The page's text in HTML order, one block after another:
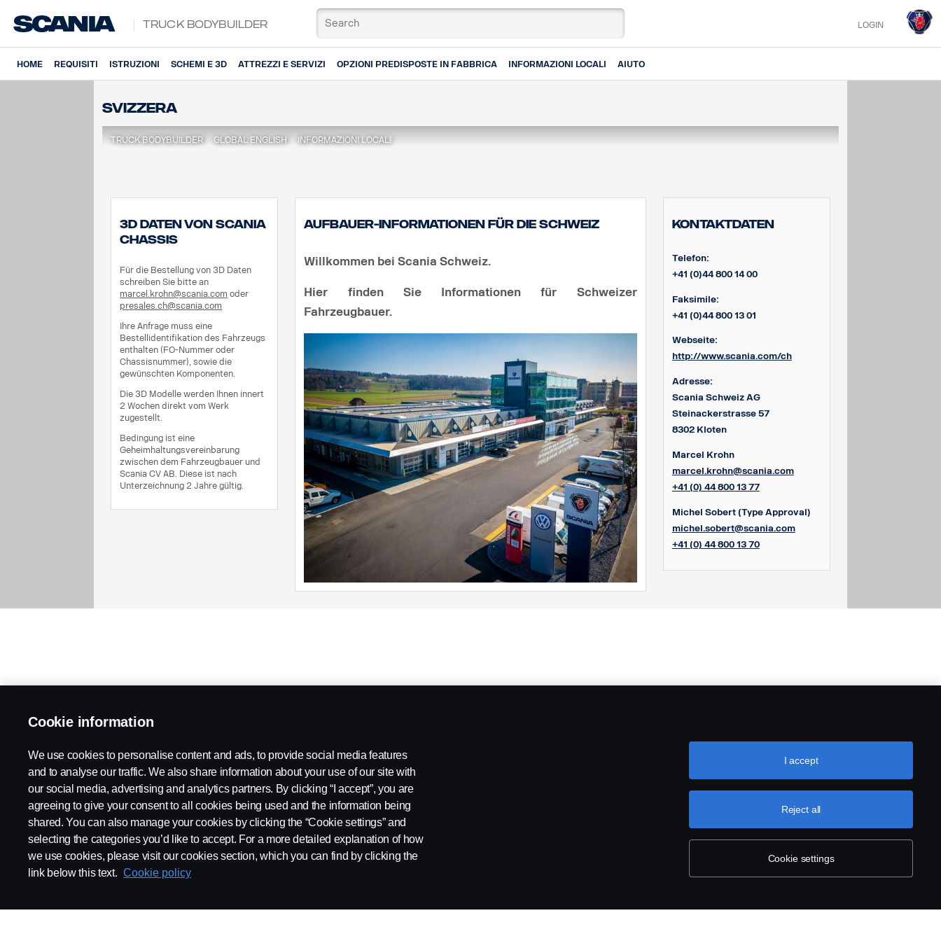
Truck Bodybuilder LOGIN
HOME REQUISITI ISTRUZIONI SCHEMI E 3D ATTREZZI E SERVIZI OPZIONI PREDISPOSTE IN FABBRICA INFORMAZIONI LOCALI AIUTO
Svizzera
TRUCK BODYBUILDER GLOBAL ENGLISH INFORMAZIONI LOCALI
3D Daten von Scania
Chassis
Für die Bestellung von 3D Daten
schreiben Sie bitte an
marcel.krohn@scania.com oder
presales.ch@scania.com
Ihre Anfrage muss eine
Bestellidentifikation des Fahrzeugs
enthalten (FO-Nummer oder
Chassisnummer), sowie die
gewünschten Komponenten.
Die 3D Modelle werden Ihnen innert
2 Wochen direkt vom Werk
zugestellt.
Bedingung ist eine
Geheimhaltungsvereinbarung
zwischen dem Fahrzeugbauer und
Scania CV AB. Diese ist nach
Unterzeichnung 2 Jahre gültig.
Aufbauer-Informationen für die Schweiz
Willkommen bei Scania Schweiz.
Hier finden Sie Informationen für Schweizer
Fahrzeugbauer.
Kontaktdaten
Telefon:
+41 (0)44 800 14 00
Faksimile:
+41 (0)44 800 13 01
Webseite:
http://www.scania.com/ch
Adresse:
Scania Schweiz AG
Steinackerstrasse 57
8302 Kloten
Marcel Krohn
marcel.krohn@scania.com
+41 (0) 44 800 13 77
Michel Sobert (Type Approval)
michel.sobert@scania.com
+41 (0) 44 800 13 70
Cookie information
We use cookies to personalise content and ads, to provide social media features
and to analyse our traffic. We also share information about your use of our site with
our social media, advertising and analytics partners. By clicking “I accept”, you are
agreeing to give your consent to all cookies being used and the information being
shared. You can also manage your cookies by clicking the “Cookie settings” and
selecting the categories you’d like to accept. For a more detailed explanation of how
we use cookies, please visit our cookies section, which you can find by clicking the
link below this text. Cookie policy
Cookie settings
Reject all
I accept